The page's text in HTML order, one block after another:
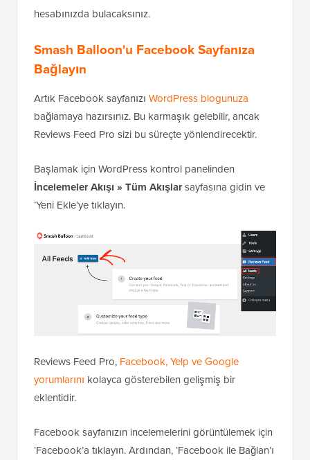
hesabınızda bulacaksınız.
Smash Balloon'u Facebook Sayfanıza
Bağlayın
Artık Facebook sayfanızı WordPress blogunuza
bağlamaya hazırsınız. Bu karmaşık gelebilir, ancak
Reviews Feed Pro sizi bu süreçte yönlendirecektir.
Başlamak için WordPress kontrol panelinden
İncelemeler Akışı » Tüm Akışlarsayfasına gidin ve
‘Yeni Ekle’ye tıklayın.
Reviews Feed Pro, Facebook, Yelp ve Google
yorumlarını kolayca gösterebilen gelişmiş bir
eklentidir.
Facebook sayfanızın incelemelerini görüntülemek için
‘Facebook’a tıklayın. Ardından, ‘Facebook ile Bağlan’ı